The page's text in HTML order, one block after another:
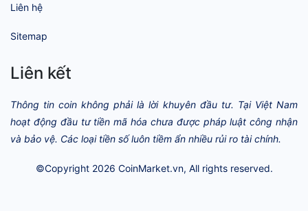
Liên hệ
Sitemap
Liên kết
Thông tin coin không phải là lời khuyên đầu tư. Tại Việt Nam
hoạt động đầu tư tiền mã hóa chưa được pháp luật công nhận
và bảo vệ. Các loại tiền số luôn tiềm ẩn nhiều rủi ro tài chính.
©Copyright 2026 CoinMarket.vn, All rights reserved.